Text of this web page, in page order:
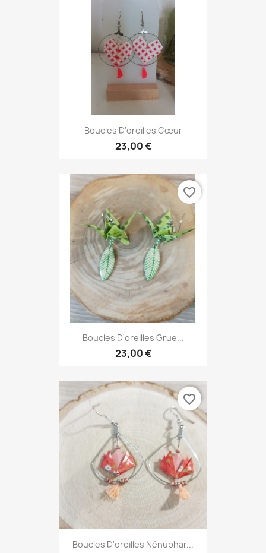
Boucles D'oreilles Cœur
23,00 €
Boucles D'oreilles Grue...
23,00 €
favorite_border
Boucles D'oreilles Nénuphar...
favorite_border